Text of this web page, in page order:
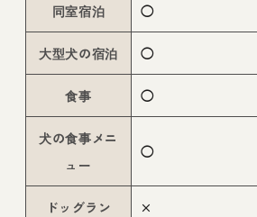
同室宿泊 ◯
大型犬の宿泊 ◯
食事 ◯
犬の食事メニ
ュー
◯
ドッグラン ×